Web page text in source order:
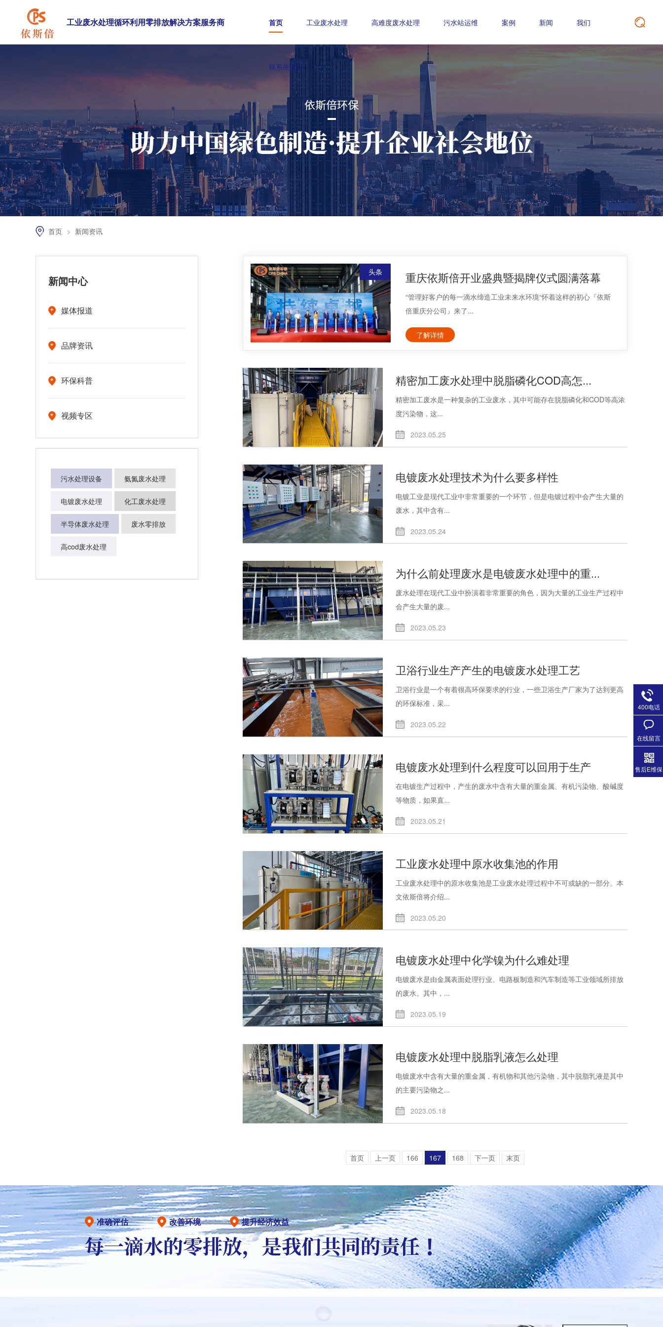
工业废水处理循环利用零排放解决方案服务商 首页 工业废水处理 高难度废水处理 污水站运维 案例 新闻 我们
联系依斯倍
首页 > 新闻资讯
头条 重庆依斯倍开业盛典暨揭牌仪式圆满落幕
“管理好客户的每一滴水缔造工业未来水环境“怀着这样的初心『依斯
倍重庆分公司』来了...
了解详情
精密加工废水处理中脱脂磷化COD高怎...
精密加工废水是一种复杂的工业废水，其中可能存在脱脂磷化和COD等高浓
度污染物，这...
2023.05.25
电镀废水处理技术为什么要多样性
电镀工业是现代工业中非常重要的一个环节，但是电镀过程中会产生大量的
废水，其中含有...
2023.05.24
为什么前处理废水是电镀废水处理中的重...
废水处理在现代工业中扮演着非常重要的角色，因为大量的工业生产过程中
会产生大量的废...
2023.05.23
卫浴行业生产产生的电镀废水处理工艺
卫浴行业是一个有着很高环保要求的行业，一些卫浴生产厂家为了达到更高
的环保标准，采...
2023.05.22
电镀废水处理到什么程度可以回用于生产
在电镀生产过程中，产生的废水中含有大量的重金属、有机污染物、酸碱度
等物质，如果直...
2023.05.21
工业废水处理中原水收集池的作用
工业废水处理中的原水收集池是工业废水处理过程中不可或缺的一部分。本
文依斯倍将介绍...
2023.05.20
电镀废水处理中化学镍为什么难处理
电镀废水是由金属表面处理行业、电路板制造和汽车制造等工业领域所排放
的废水。其中，...
2023.05.19
电镀废水处理中脱脂乳液怎么处理
电镀废水中含有大量的重金属，有机物和其他污染物，其中脱脂乳液是其中
的主要污染物之...
2023.05.18
首页 上一页 166 167 168 下一页 末页
新闻中心
媒体报道
品牌资讯
环保科普
视频专区
污水处理设备 氨氮废水处理
电镀废水处理 化工废水处理
半导体废水处理 废水零排放
高cod废水处理
准确评估 改善环境 提升经济效益
400电话
在线留言
售后E维保